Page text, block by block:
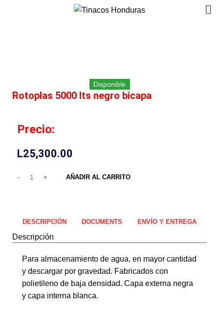
Disponible
Rotoplas 5000 lts negro bicapa
Precio:
L25,300.00
AÑADIR AL CARRITO
DESCRIPCIÓN DOCUMENTS ENVÍO Y ENTREGA
Descripción
Para almacenamiento de agua, en mayor cantidad
y descargar por gravedad. Fabricados con
polietileno de baja densidad. Capa externa negra
y capa interna blanca.